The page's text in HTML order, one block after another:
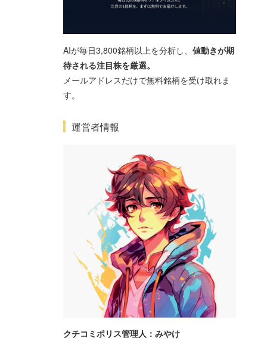
AIが毎日3,800銘柄以上を分析し、 値動きが期
待される注目株を厳選。
メールアドレスだけで無料銘柄を受け取れま
す。
運営者情報
クチコミポリス管理人：みやけ